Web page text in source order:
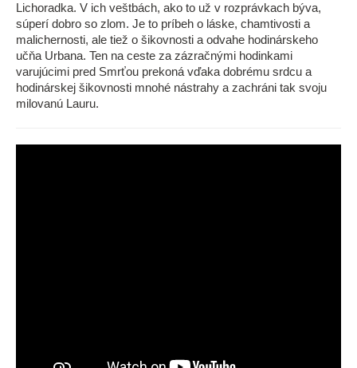
Lichoradka. V ich veštbách, ako to už v rozprávkach býva,
súperí dobro so zlom. Je to príbeh o láske, chamtivosti a
malichernosti, ale tiež o šikovnosti a odvahe hodinárskeho
učňa Urbana. Ten na ceste za zázračnými hodinkami
varujúcimi pred Smrťou prekoná vďaka dobrému srdcu a
hodinárskej šikovnosti mnohé nástrahy a zachráni tak svoju
milovanú Lauru.